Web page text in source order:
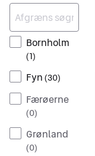
Bornholm
(1)
Fyn (30)
Færøerne
(0)
Grønland
(0)